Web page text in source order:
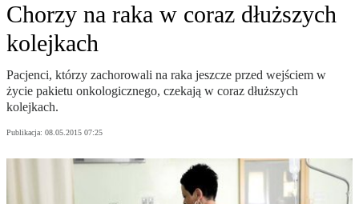
Chorzy na raka w coraz dłuższych
kolejkach
Pacjenci, którzy zachorowali na raka jeszcze przed wejściem w
życie pakietu onkologicznego, czekają w coraz dłuższych
kolejkach.
Publikacja: 08.05.2015 07:25